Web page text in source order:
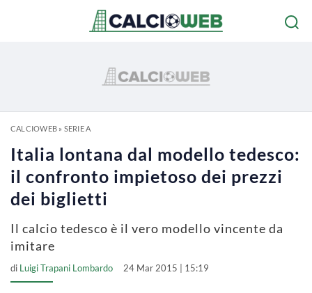
CALCIOWEB» SERIE A
Italia lontana dal modello tedesco:
il confronto impietoso dei prezzi
dei biglietti
Il calcio tedesco è il vero modello vincente da
imitare
di Luigi Trapani Lombardo 24 Mar 2015 | 15:19